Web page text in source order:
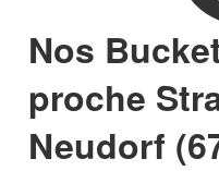
Nos
proche
Neudorf